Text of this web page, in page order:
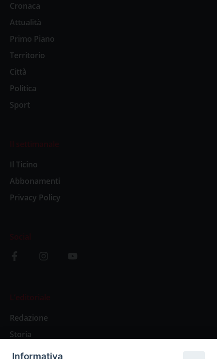
Cronaca
Attualità
Primo Piano
Territorio
Città
Politica
Sport
Il settimanale
Il Ticino
Abbonamenti
Privacy Policy
Social
L’editoriale
Redazione
Storia
Informativa